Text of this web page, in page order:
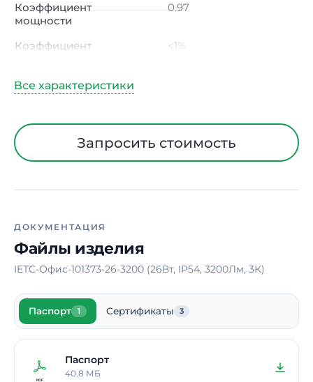
Коэффициент
мощности
0.97
Коэффициент
<1%
Индекс цветопередачи
Тип кривой силы света
Д (косинусная)
Угол рассеивания
120ᵒ
Материал корпуса
питания
Время работы в
аварийном режиме
Способ монтажа
Накладной /
Запросить стоимость
ДОКУМЕНТАЦИЯ
Файлы изделия
IETC-Офис-101373-26-3200 (26Вт, IP54, 3200Лм, 3К)
Паспорт 1 Сертификаты 3
Паспорт
40.8 МБ